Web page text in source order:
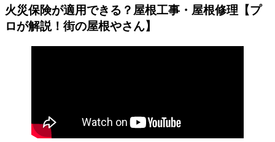
火災保険が適用できる？屋根工事・屋根修理【プ
ロが解説！街の屋根やさん】